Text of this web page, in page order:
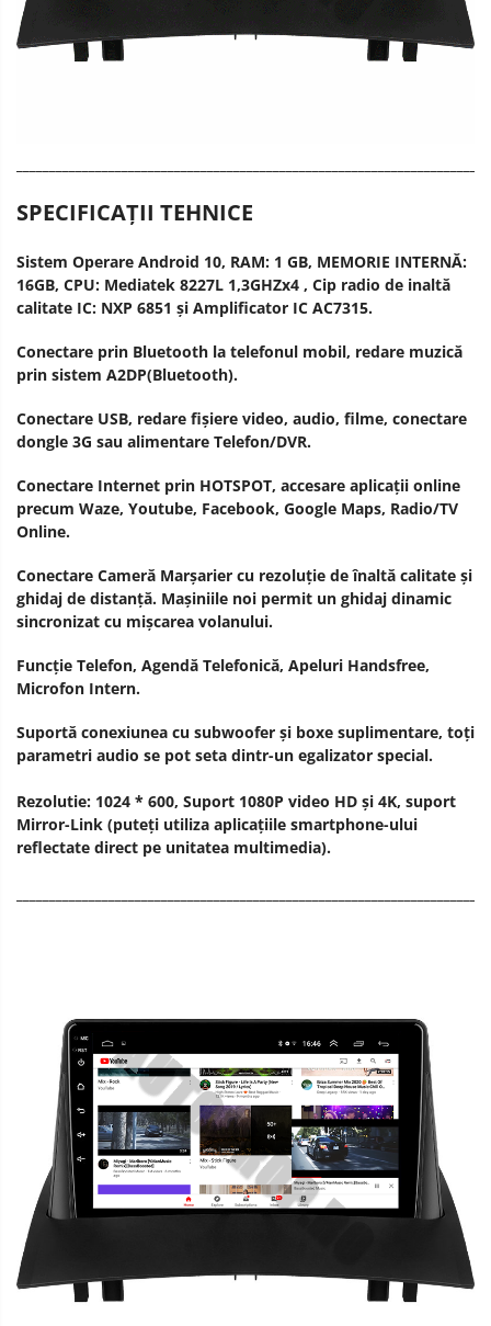
SPECIFICAȚII TEHNICE
Sistem Operare Android 10, RAM: 1 GB, MEMORIE INTERNĂ:
16GB, CPU: Mediatek 8227L 1,3GHZx4 , Cip radio de inaltă
calitate IC: NXP 6851 și Amplificator IC AC7315.
Conectare prin Bluetooth la telefonul mobil, redare muzică
prin sistem A2DP(Bluetooth).
Conectare USB, redare fișiere video, audio, filme, conectare
dongle 3G sau alimentare Telefon/DVR.
Conectare Internet prin HOTSPOT, accesare aplicații online
precum Waze, Youtube, Facebook, Google Maps, Radio/TV
Online.
Conectare Cameră Marșarier cu rezoluție de înaltă calitate și
ghidaj de distanță. Mașiniile noi permit un ghidaj dinamic
sincronizat cu mișcarea volanului.
Funcție Telefon, Agendă Telefonică, Apeluri Handsfree,
Microfon Intern.
Suportă conexiunea cu subwoofer și boxe suplimentare, toți
parametri audio se pot seta dintr-un egalizator special.
Rezolutie: 1024 * 600, Suport 1080P video HD și 4K, suport
Mirror-Link (puteți utiliza aplicațiile smartphone-ului
reflectate direct pe unitatea multimedia).